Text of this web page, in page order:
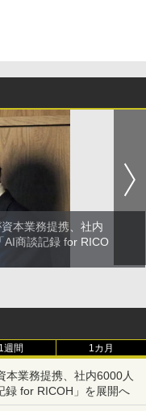
本業務提携、社内
AI商談記録 for RICO
1週間 1カ月
本業務提携、社内6000人
録 for RICOH」を展開へ